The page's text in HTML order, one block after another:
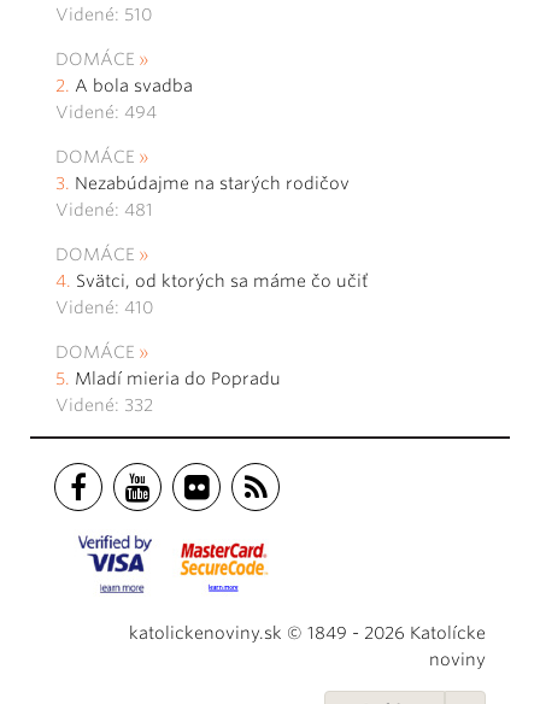
Videné: 510
DOMÁCE
A bola svadba
Videné: 494
DOMÁCE
Nezabúdajme na starých rodičov
Videné: 481
DOMÁCE
Svätci, od ktorých sa máme čo učiť
Videné: 410
DOMÁCE
Mladí mieria do Popradu
Videné: 332
katolickenoviny.sk © 1849 - 2026 Katolícke
noviny